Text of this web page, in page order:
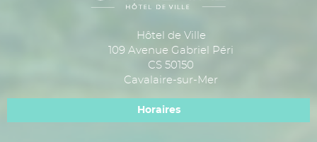
Hôtel de Ville
109 Avenue Gabriel Péri
CS 50150
Cavalaire-sur-Mer
Horaires